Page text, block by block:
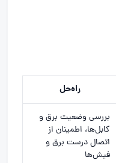
راه‌حل
بررسی وضعیت برق و
کابل‌ها، اطمینان از
اتصال درست برق و
فیش‌ها